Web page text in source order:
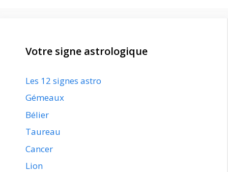
Votre signe astrologique
Les 12 signes astro
Gémeaux
Bélier
Taureau
Cancer
Lion